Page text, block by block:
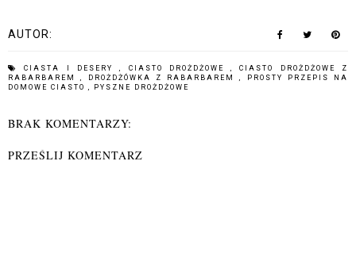
AUTOR:
CIASTA I DESERY, CIASTO DROŻDŻOWE,CIASTO DROŻDŻOWE Z
RABARBAREM, DROŻDŻÓWKA Z RABARBAREM,
PROSTY PRZEPIS NA
DOMOWE CIASTO , PYSZNE DROŻDŻOWE
BRAK KOMENTARZY:
PRZEŚLIJ KOMENTARZ